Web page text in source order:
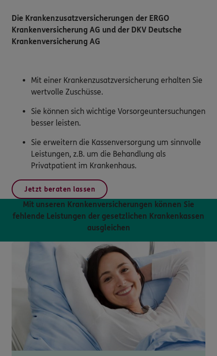
Die Krankenzusatzversicherungen der ERGO
Krankenversicherung AG und der DKV Deutsche
Krankenversicherung AG
Mit einer Krankenzusatzversicherung erhalten Sie
wertvolle Zuschüsse.
Sie können sich wichtige Vorsorgeuntersuchungen
besser leisten.
Sie erweitern die Kassenversorgung um sinnvolle
Leistungen, z.B. um die Behandlung als
Privatpatient im Krankenhaus.
Jetzt beraten lassen
Mit unseren Krankenversicherungen können Sie
fehlende Leistungen der gesetzlichen Krankenkassen
ausgleichen